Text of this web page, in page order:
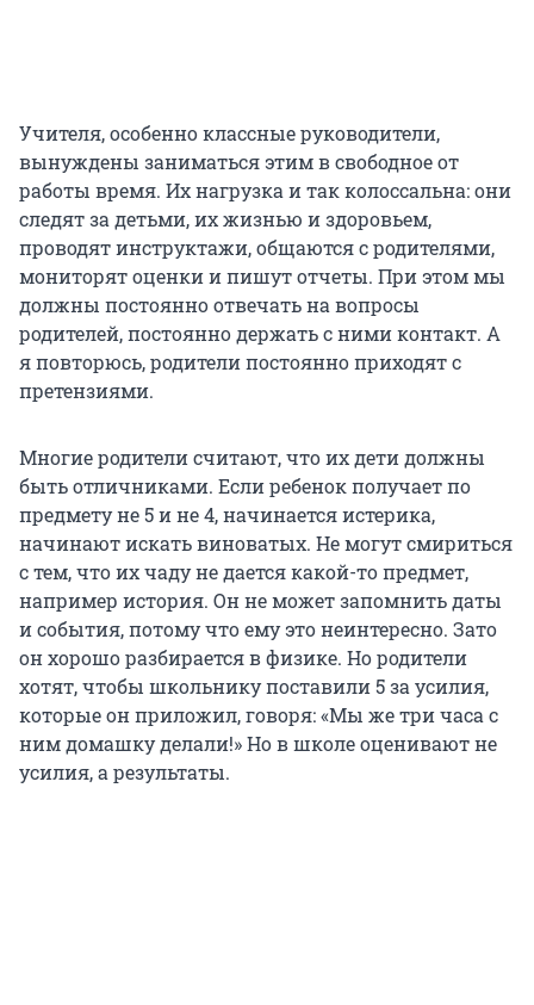
Учителя, особенно классные руководители,
вынуждены заниматься этим в свободное от
работы время. Их нагрузка и так колоссальна: они
следят за детьми, их жизнью и здоровьем,
проводят инструктажи, общаются с родителями,
мониторят оценки и пишут отчеты. При этом мы
должны постоянно отвечать на вопросы
родителей, постоянно держать с ними контакт. А
я повторюсь, родители постоянно приходят с
претензиями.
Многие родители считают, что их дети должны
быть отличниками. Если ребенок получает по
предмету не 5 и не 4, начинается истерика,
начинают искать виноватых. Не могут смириться
с тем, что их чаду не дается какой-то предмет,
например история. Он не может запомнить даты
и события, потому что ему это неинтересно. Зато
он хорошо разбирается в физике. Но родители
хотят, чтобы школьнику поставили 5 за усилия,
которые он приложил, говоря: «Мы же три часа с
ним домашку делали!» Но в школе оценивают не
усилия, а результаты.